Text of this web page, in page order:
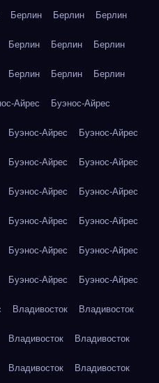
Берлин Берлин Берлин
Берлин Берлин Берлин
Берлин Берлин Берлин
Айрес Буэнос-Айрес
Буэнос-Айрес Буэнос-Айрес
Буэнос-Айрес Буэнос-Айрес
Буэнос-Айрес Буэнос-Айрес
Буэнос-Айрес Буэнос-Айрес
Буэнос-Айрес Буэнос-Айрес
Буэнос-Айрес Буэнос-Айрес
Владивосток Владивосток
Владивосток Владивосток
Владивосток Владивосток